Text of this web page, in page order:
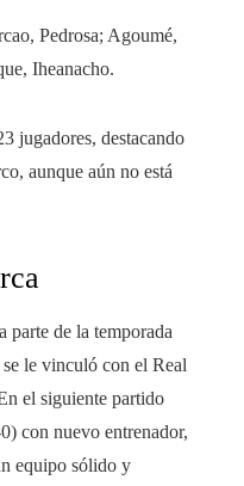
Pedrosa; Agoumé,
Iheanacho.
jugadores, destacando
aunque aún no está
parte de la temporada
le vinculó con el Real
el siguiente partido
con nuevo entrenador,
equipo sólido y